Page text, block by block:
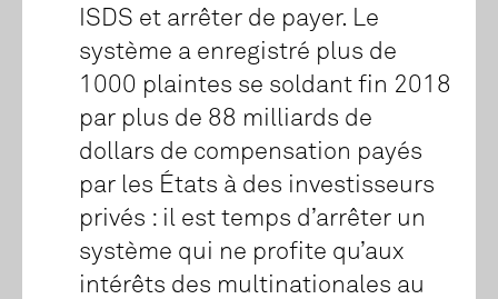
ISDS et arrêter de payer. Le
système a enregistré plus de
1000 plaintes se soldant fin 2018
par plus de 88 milliards de
dollars de compensation payés
par les États à des investisseurs
privés : il est temps d’arrêter un
système qui ne profite qu’aux
intérêts des multinationales au